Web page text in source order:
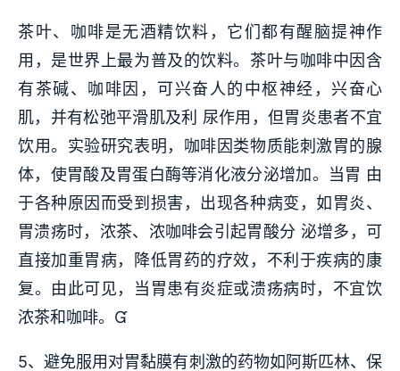
茶叶、咖啡是无酒精饮料，它们都有醒脑提神作
用，是世界上最为普及的饮料。茶叶与咖啡中因含
有茶碱、咖啡因，可兴奋人的中枢神经，兴奋心
肌，并有松弛平滑肌及利 尿作用，但胃炎患者不宜
饮用。实验研究表明，咖啡因类物质能刺激胃的腺
体，使胃酸及胃蛋白酶等消化液分泌增加。当胃 由
于各种原因而受到损害，出现各种病变，如胃炎、
胃溃疡时，浓茶、浓咖啡会引起胃酸分 泌增多，可
直接加重胃病，降低胃药的疗效，不利于疾病的康
复。由此可见，当胃患有炎症或溃疡病时，不宜饮
浓茶和咖啡。
5、避免服用对胃黏膜有刺激的药物如阿斯匹林、保